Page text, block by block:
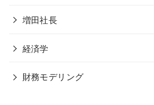
増田社長
経済学
財務モデリング